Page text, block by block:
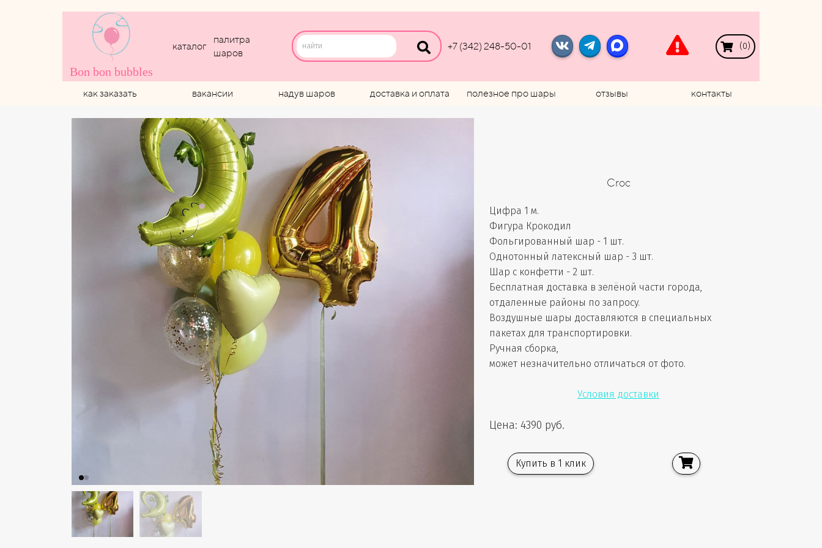
Bon bon bubbles
каталог
палитра
шаров
+7 (342) 248-50-01 ( 0 )
как заказать вакансии надув шаров доставка и оплата полезное про шары отзывы контакты
Croc
Цифра 1 м.
Фигура Крокодил
Фольгированный шар - 1 шт.
Однотонный латексный шар - 3 шт.
Шар с конфетти - 2 шт.
Бесплатная доставка в зелёной части города,
отдаленные районы по запросу.
Воздушные шары доставляются в специальных
пакетах для транспортировки.
Ручная сборка,
может незначительно отличаться от фото.
Условия доставки
Цена: 4390 руб.
Купить в 1 клик